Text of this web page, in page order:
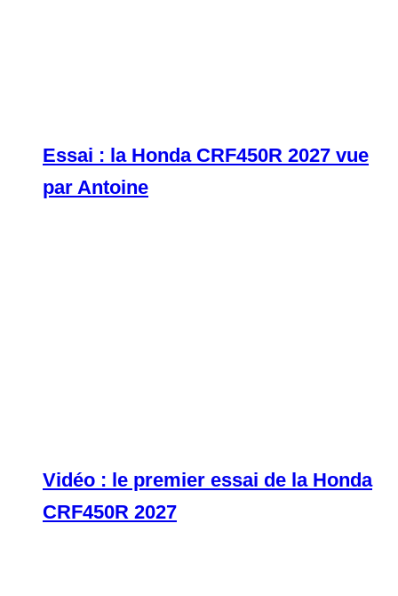
Essai : la Honda CRF450R 2027 vue
par Antoine
Vidéo : le premier essai de la Honda
CRF450R 2027